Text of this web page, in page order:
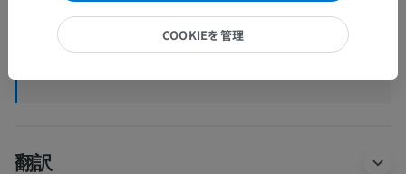
下位構造：
この解剖学的部位には下位構造がありま
翻訳
COOKIEを管理